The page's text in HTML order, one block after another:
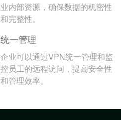
业内部资源，确保数据的机密性
和完整性。
统一管理
企业可以通过VPN统一管理和监
控员工的远程访问，提高安全性
和管理效率。